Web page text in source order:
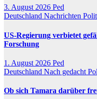
3. August 2026 Ped
Deutschland Nachrichten
US-Regierung verbietet
Forschung
1. August 2026 Ped
Deutschland Nach gedacht
Ob sich Tamara darüber